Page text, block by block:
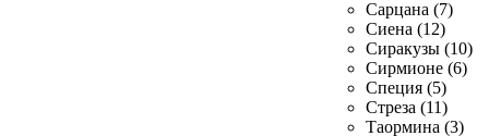
Сарцана (7)
Сиена (12)
Сиракузы (10)
Сирмионе (6)
Специя (5)
Стреза (11)
Таормина (3)